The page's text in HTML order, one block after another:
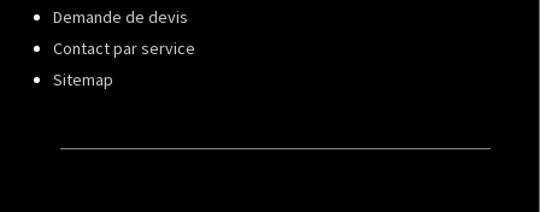
Demande de devis
Contact par service
Sitemap